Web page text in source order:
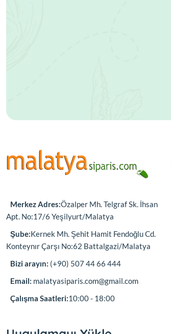
Merkez Adres:Özalper Mh. Telgraf Sk. İhsan
Apt. No:17/6 Yeşilyurt/Malatya
Şube:Kernek Mh. Şehit Hamit Fendoğlu Cd.
Konteynır Çarşı No:62 Battalgazi/Malatya
Bizi arayın: (+90) 507 44 66 444
Email: malatyasiparis.com@gmail.com
Çalışma Saatleri:10:00 - 18:00